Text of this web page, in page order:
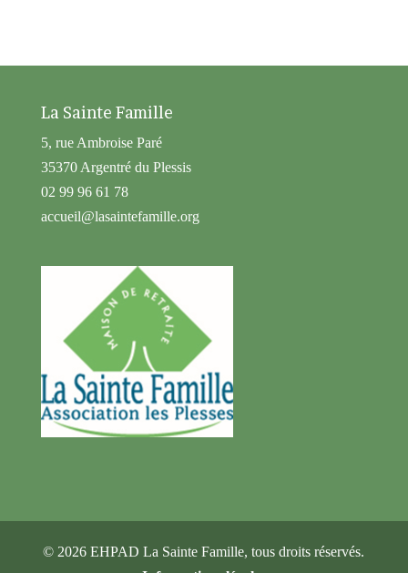
La Sainte Famille
5, rue Ambroise Paré
35370 Argentré du Plessis
02 99 96 61 78
accueil@lasaintefamille.org
©2026 EHPAD La Sainte Famille, tous droits réservés.